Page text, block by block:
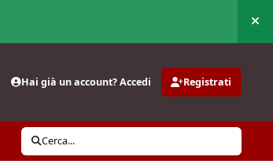
Hai già un account? Accedi Registrati
Cerca...